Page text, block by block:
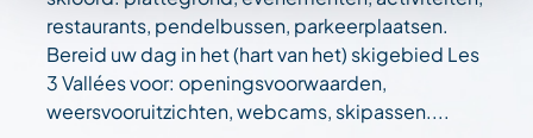
restaurants, pendelbussen, parkeerplaatsen.
Bereid uw dag in het (hart van het) skigebied Les
3 Vallées voor: openingsvoorwaarden,
weersvooruitzichten, webcams, skipassen....